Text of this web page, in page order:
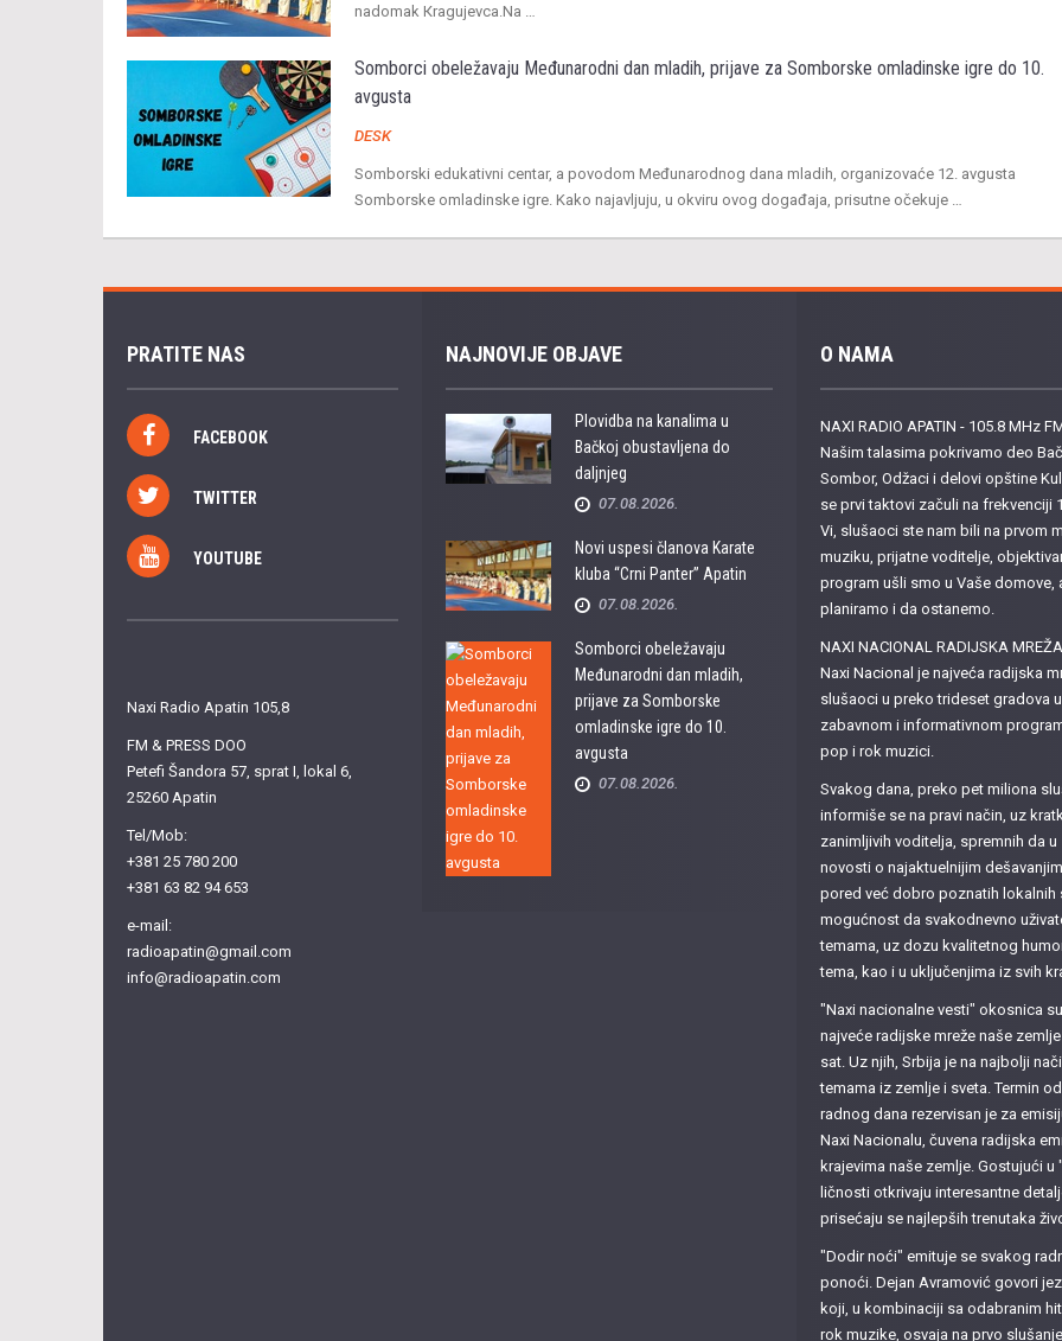
nadomak Кragujevca.Na …
Somborci obeležavaju Međunarodni dan mladih, prijave za Somborske omladinske igre do 10.
avgusta
DESK
Somborski edukativni centar, a povodom Međunarodnog dana mladih, organizovaće 12. avgusta
Somborske omladinske igre. Kako najavljuju, u okviru ovog događaja, prisutne očekuje …
PRATITE NAS
FACEBOOK
TWITTER
YOUTUBE
Naxi Radio Apatin 105,8
FM & PRESS DOO
Petefi Šandora 57, sprat I, lokal 6,
25260 Apatin
Tel/Mob:
+381 25 780 200
+381 63 82 94 653
e-mail:
radioapatin@gmail.com
info@radioapatin.com
NAJNOVIJE OBJAVE
Plovidba na kanalima u
Bačkoj obustavljena do
daljnjeg
07.08.2026.
Novi uspesi članova Karate
kluba “Crni Panter” Apatin
07.08.2026.
Somborci obeležavaju
Međunarodni dan mladih,
prijave za Somborske
omladinske igre do 10.
avgusta
07.08.2026.
O NAMA
NAXI RADIO APATIN - 105.8 MHz
Našim talasima pokrivamo deo
Sombor, Odžaci i delovi opštine
se prvi taktovi začuli na frekvenciji
Vi, slušaoci ste nam bili na prvom
muziku, prijatne voditelje,
program ušli smo u Vaše domove,
planiramo i da ostanemo.
NAXI NACIONAL RADIJSKA MREŽA
Naxi Nacional je najveća radijska
slušaoci u preko trideset gradova
zabavnom i informativnom
pop i rok muzici.
Svakog dana, preko pet miliona
informiše se na pravi način, uz
zanimljivih voditelja, spremnih da
novosti o najaktuelnijim
pored već dobro poznatih lokalnih
mogućnost da svakodnevno
temama, uz dozu kvalitetnog
tema, kao i u uključenjima iz svih
"Naxi nacionalne vesti" okosnica
najveće radijske mreže naše
sat. Uz njih, Srbija je na najbolji
temama iz zemlje i sveta. Termin
radnog dana rezervisan je za
Naxi Nacionalu, čuvena radijska
krajevima naše zemlje. Gostujući
ličnosti otkrivaju interesantne
prisećaju se najlepših trenutaka
"Dodir noći" emituje se svakog
ponoći. Dejan Avramović govori
koji, u kombinaciji sa odabranim
rok muzike, osvaja na prvo